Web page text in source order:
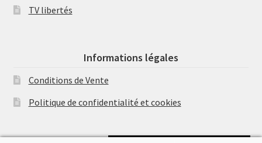
TV libertés
Informations légales
Conditions de Vente
Politique de confidentialité et cookies